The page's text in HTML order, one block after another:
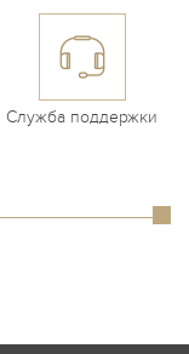
Служба поддержки